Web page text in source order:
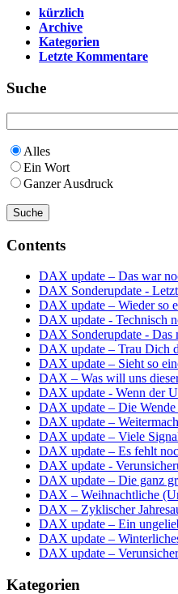
kürzlich
Archive
Kategorien
Letzte Kommentare
Suche
Alles
Ein Wort
Ganzer Ausdruck
Contents
DAX update – Das war
DAX Sonderupdate -
DAX update – Wieder so
DAX update - Technisch
DAX Sonderupdate - Das
DAX update – Trau Dich
DAX update – Sieht so
DAX – Was will uns
DAX update - Wenn der
DAX update – Die Wende
DAX update –
DAX update – Viele
DAX update – Es fehlt
DAX update -
DAX update – Die ganz
DAX – Weihnachtliche
DAX – Zyklischer
DAX update – Ein
DAX update –
DAX update –
Kategorien